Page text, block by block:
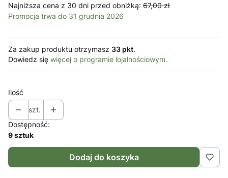
Najniższa cena z 30 dni przed obniżką: 67,00 zł
Promocja trwa do 31 grudnia 2026
Za zakup produktu otrzymasz 33 pkt.
Dowiedz się więcej o programie lojalnościowym.
Ilość
szt.
Dostępność:
9 sztuk
Dodaj do koszyka